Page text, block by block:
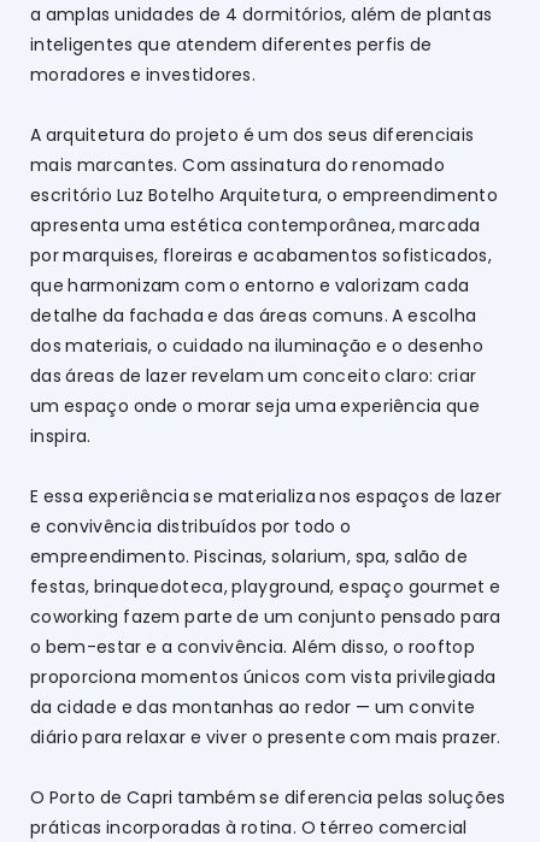
a amplas unidades de 4 dormitórios, além de plantas
inteligentes que atendem diferentes perfis de
moradores e investidores.
A arquitetura do projeto é um dos seus diferenciais
mais marcantes. Com assinatura do renomado
escritório Luz Botelho Arquitetura, o empreendimento
apresenta uma estética contemporânea, marcada
por marquises, floreiras e acabamentos sofisticados,
que harmonizam com o entorno e valorizam cada
detalhe da fachada e das áreas comuns. A escolha
dos materiais, o cuidado na iluminação e o desenho
das áreas de lazer revelam um conceito claro: criar
um espaço onde o morar seja uma experiência que
inspira.
E essa experiência se materializa nos espaços de lazer
e convivência distribuídos por todo o
empreendimento. Piscinas, solarium, spa, salão de
festas, brinquedoteca, playground, espaço gourmet e
coworking fazem parte de um conjunto pensado para
o bem-estar e a convivência. Além disso, o rooftop
proporciona momentos únicos com vista privilegiada
da cidade e das montanhas ao redor — um convite
diário para relaxar e viver o presente com mais prazer.
O Porto de Capri também se diferencia pelas soluções
práticas incorporadas à rotina. O térreo comercial